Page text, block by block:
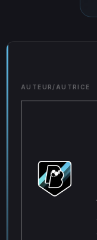
AUTEUR/AUTRICE